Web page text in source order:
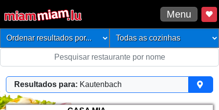
Menu
Resultados para: Kautenbach